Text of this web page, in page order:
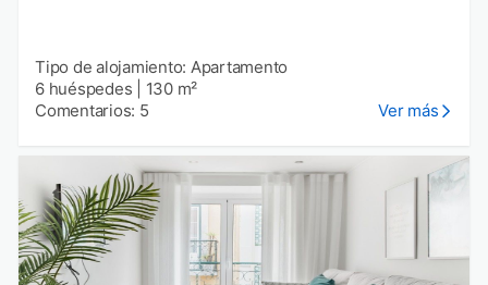
Tipo de alojamiento: Apartamento
6 huéspedes
130 m²
Comentarios: 5
Ver más